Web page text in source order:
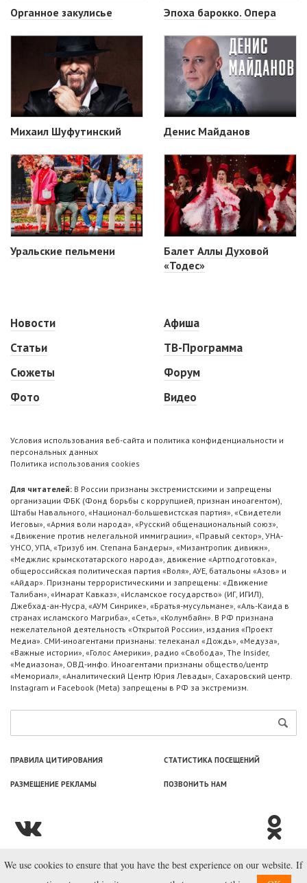
Органное закулисье Эпоха барокко. Опера
Михаил Шуфутинский Денис Майданов
Уральские пельмени
Балет Аллы Духовой
«Тодес»
Новости
Статьи
Сюжеты
Фото
Афиша
ТВ-Программа
Форум
Видео
Условия использования веб-сайта и политика конфиденциальности и
персональных данных
Политика использования cookies
Для читателей: В России признаны экстремистскими и запрещены
организации ФБК (Фонд борьбы с коррупцией, признан иноагентом),
Штабы Навального, «Национал-большевистская партия», «Свидетели
Иеговы», «Армия воли народа», «Русский общенациональный союз»,
«Движение против нелегальной иммиграции», «Правый сектор», УНА-
УНСО, УПА, «Тризуб им. Степана Бандеры», «Мизантропик дивижн»,
«Меджлис крымскотатарского народа», движение «Артподготовка»,
общероссийская политическая партия «Воля», АУЕ, батальоны «Азов» и
«Айдар». Признаны террористическими и запрещены: «Движение
Талибан», «Имарат Кавказ», «Исламское государство» (ИГ, ИГИЛ),
Джебхад-ан-Нусра, «АУМ Синрике», «Братья-мусульмане», «Аль-Каида в
странах исламского Магриба», «Сеть», «Колумбайн». В РФ признана
нежелательной деятельность «Открытой России», издания «Проект
Медиа». СМИ-иноагентами признаны: телеканал «Дождь», «Медуза»,
«Важные истории», «Голос Америки», радио «Свобода», The Insider,
«Медиазона», ОВД-инфо. Иноагентами признаны общество/центр
«Мемориал», «Аналитический Центр Юрия Левады», Сахаровский центр.
Instagram и Facebook (Metа) запрещены в РФ за экстремизм.
ПРАВИЛА ЦИТИРОВАНИЯ СТАТИСТИКА ПОСЕЩЕНИЙ
РАЗМЕЩЕНИЕ РЕКЛАМЫ ПОЗВОНИТЬ НАМ
© ООО «Лаборатория Новоcтей», 2003—2026.
We use cookies to ensure that you have the best experience on our website. If